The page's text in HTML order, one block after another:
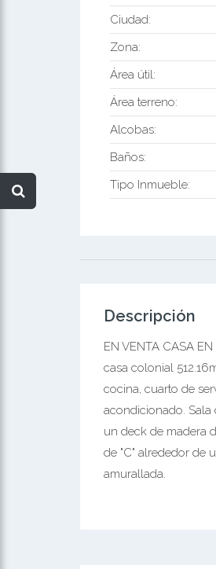
Ciudad:
Zona:
Área útil:
Área terreno:
Alcobas:
Baños:
Tipo Inmueble:
Descripción
EN VENTA CASA
casa colonial
cocina, cuarto de
acondicionado. Sala
un deck de madera
de "C" alrededor de
amurallada.